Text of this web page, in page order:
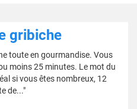
gribiche
toute en gourmandise. Vous
moins 25 minutes. Le mot du
si vous êtes nombreux, 12
de..."